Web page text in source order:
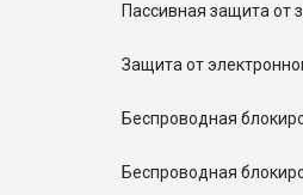
Пассивная защита от
Защита от
Беспроводная
Беспроводная